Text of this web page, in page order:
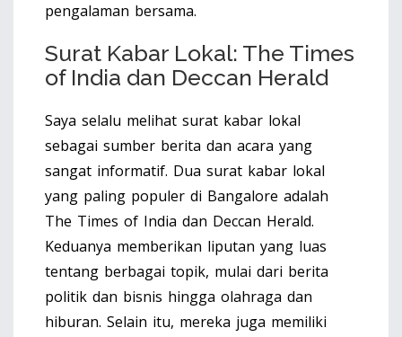
pengalaman bersama.
Surat Kabar Lokal: The Times
of India dan Deccan Herald
Saya selalu melihat surat kabar lokal
sebagai sumber berita dan acara yang
sangat informatif. Dua surat kabar lokal
yang paling populer di Bangalore adalah
The Times of India dan Deccan Herald.
Keduanya memberikan liputan yang luas
tentang berbagai topik, mulai dari berita
politik dan bisnis hingga olahraga dan
hiburan. Selain itu, mereka juga memiliki